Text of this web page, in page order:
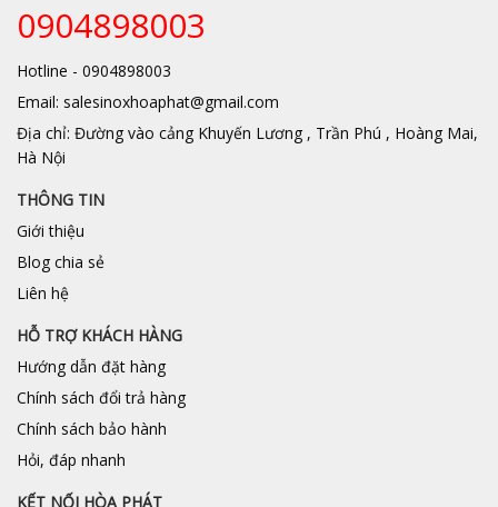
0904898003
Hotline - 0904898003
Email: salesinoxhoaphat@gmail.com
Địa chỉ: Đường vào cảng Khuyến Lương , Trần Phú , Hoàng Mai,
Hà Nội
THÔNG TIN
Giới thiệu
Blog chia sẻ
Liên hệ
HỖ TRỢ KHÁCH HÀNG
Hướng dẫn đặt hàng
Chính sách đổi trả hàng
Chính sách bảo hành
Hỏi, đáp nhanh
KẾT NỐI HÒA PHÁT